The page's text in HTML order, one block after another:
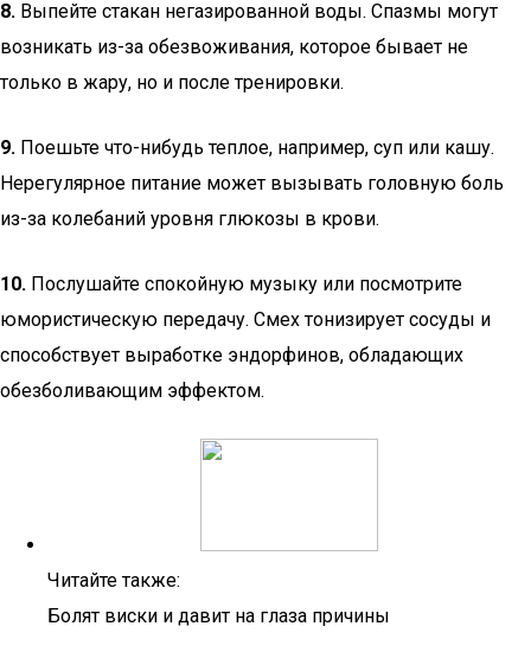
8. Выпейте стакан негазированной воды. Спазмы могут
возникать из-за обезвоживания, которое бывает не
только в жару, но и после тренировки.
9. Поешьте что-нибудь теплое, например, суп или кашу.
Нерегулярное питание может вызывать головную боль
из-за колебаний уровня глюкозы в крови.
10. Послушайте спокойную музыку или посмотрите
юмористическую передачу. Смех тонизирует сосуды и
способствует выработке эндорфинов, обладающих
обезболивающим эффектом.
Читайте также:
Болят виски и давит на глаза причины